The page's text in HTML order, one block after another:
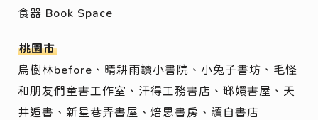
食器 Book Space
桃園市
烏樹林before、晴耕雨讀小書院、小兔子書坊、毛怪
和朋友們童書工作室、汗得工務書店、瑯嬛書屋、天
井逅書、新星巷弄書屋、焙思書房、讀自書店